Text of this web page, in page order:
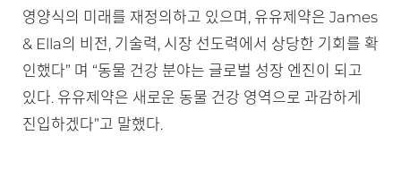
영양식의 미래를 재정의하고 있으며, 유유제약은 James
& Ella의 비전, 기술력, 시장 선도력에서 상당한 기회를 확
인했다” 며 “동물 건강 분야는 글로벌 성장 엔진이 되고
있다. 유유제약은 새로운 동물 건강 영역으로 과감하게
진입하겠다”고 말했다.